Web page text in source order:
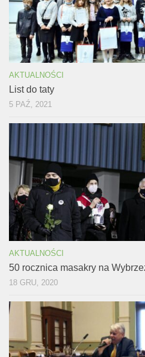
AKTUALNOŚCI
List do taty
5 PAŹ, 2021
AKTUALNOŚCI
50 rocznica masakry na
18 GRU, 2020